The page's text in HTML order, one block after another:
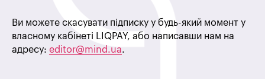
Ви можете скасувати підписку у будь-який момент у
власному кабінеті LIQPAY, або написавши нам на
адресу: editor@mind.ua.